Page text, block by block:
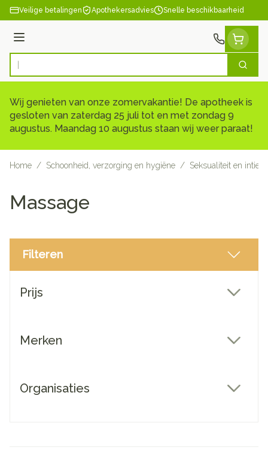
Ga naar de inhoud
Veilige betalingen Apothekersadvies Snelle beschikbaarheid
Menu
Product, merk, categorie... Zoek
Wij genieten van onze zomervakantie! De apotheek is
gesloten van zaterdag 25 juli tot en met zondag 9
augustus. Maandag 10 augustus staan wij weer paraat!
Home / Schoonheid, verzorging en hygiëne / Seksualiteit en
Massage
Filteren
Prijs
Merken
Organisaties